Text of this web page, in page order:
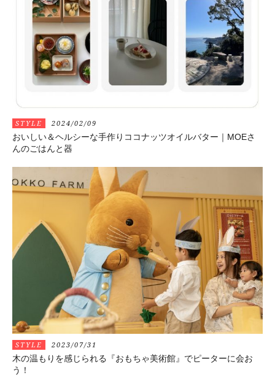
STYLE 2024/02/09
おいしい＆ヘルシーな手作りココナッツオイルバター｜MOEさ
んのごはんと器
STYLE 2023/07/31
木の温もりを感じられる『おもちゃ美術館』でピーターに会お
う！